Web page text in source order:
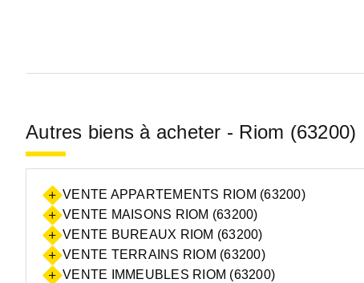
Autres biens à acheter - Riom (63200)
VENTE APPARTEMENTS RIOM (63200)
VENTE MAISONS RIOM (63200)
VENTE BUREAUX RIOM (63200)
VENTE TERRAINS RIOM (63200)
VENTE IMMEUBLES RIOM (63200)